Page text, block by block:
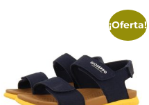
¡Oferta!